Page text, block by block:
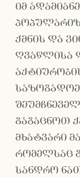
იმ
ქმნის და
ღვაწლისა
გაგაცნოთ
მხატვარი
რომელსაც
სანდრო